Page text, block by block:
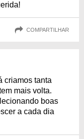
COMPARTILHAR
criamos tanta
mais volta.
boas
a cada dia